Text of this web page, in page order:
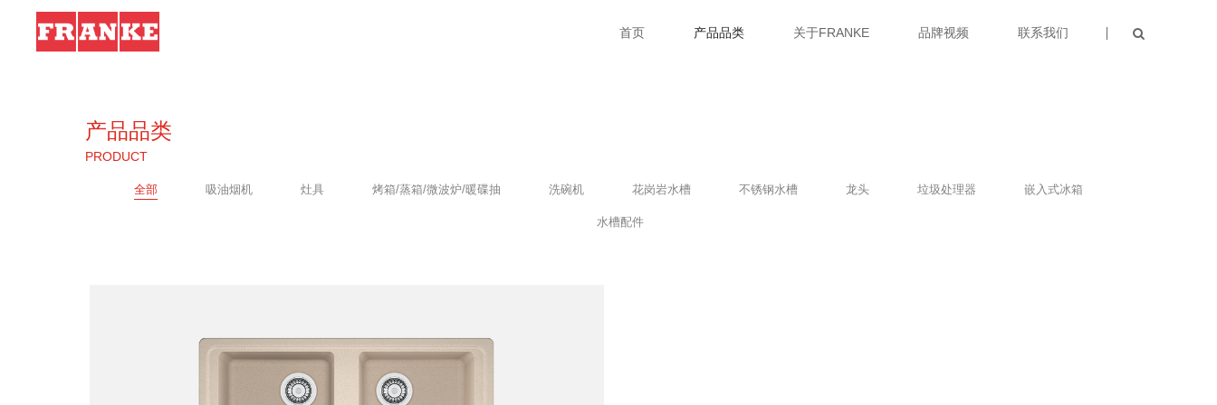
首页 产品品类 关于FRANKE 品牌视频 联系我们
产品品类
PRODUCT
全部 吸油烟机 灶具 烤箱/蒸箱/微波炉/暖碟抽 洗碗机 花岗岩水槽 不锈钢水槽 龙头 垃圾处理器 嵌入式冰箱
水槽配件